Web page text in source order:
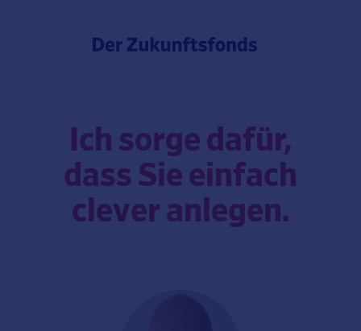
Ich sorge dafür,
dass Sie einfach
clever anlegen.